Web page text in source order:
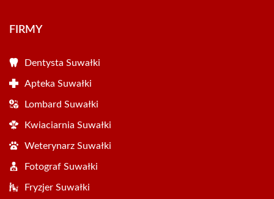
FIRMY
Dentysta Suwałki
Apteka Suwałki
Lombard Suwałki
Kwiaciarnia Suwałki
Weterynarz Suwałki
Fotograf Suwałki
Fryzjer Suwałki